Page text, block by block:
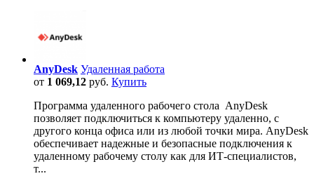
AnyDesk Удаленная работа
от 1 069,12 руб. Купить
Программа удаленного рабочего стола AnyDesk
позволяет подключиться к компьютеру удаленно, с
другого конца офиса или из любой точки мира. AnyDesk
обеспечивает надежные и безопасные подключения к
удаленному рабочему столу как для ИТ-специалистов,
т...